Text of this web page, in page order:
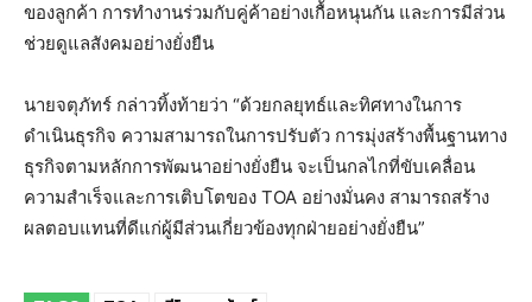
ของลูกค้า การทำงานร่วมกับคู่ค้าอย่างเกื้อหนุนกัน และการมีส่วน
ช่วยดูแลสังคมอย่างยั่งยืน
นายจตุภัทร์ กล่าวทิ้งท้ายว่า “ด้วยกลยุทธ์และทิศทางในการ
ดำเนินธุรกิจ ความสามารถในการปรับตัว การมุ่งสร้างพื้นฐานทาง
ธุรกิจตามหลักการพัฒนาอย่างยั่งยืน จะเป็นกลไกที่ขับเคลื่อน
ความสำเร็จและการเติบโตของ TOA อย่างมั่นคง สามารถสร้าง
ผลตอบแทนที่ดีแก่ผู้มีส่วนเกี่ยวข้องทุกฝ่ายอย่างยั่งยืน”